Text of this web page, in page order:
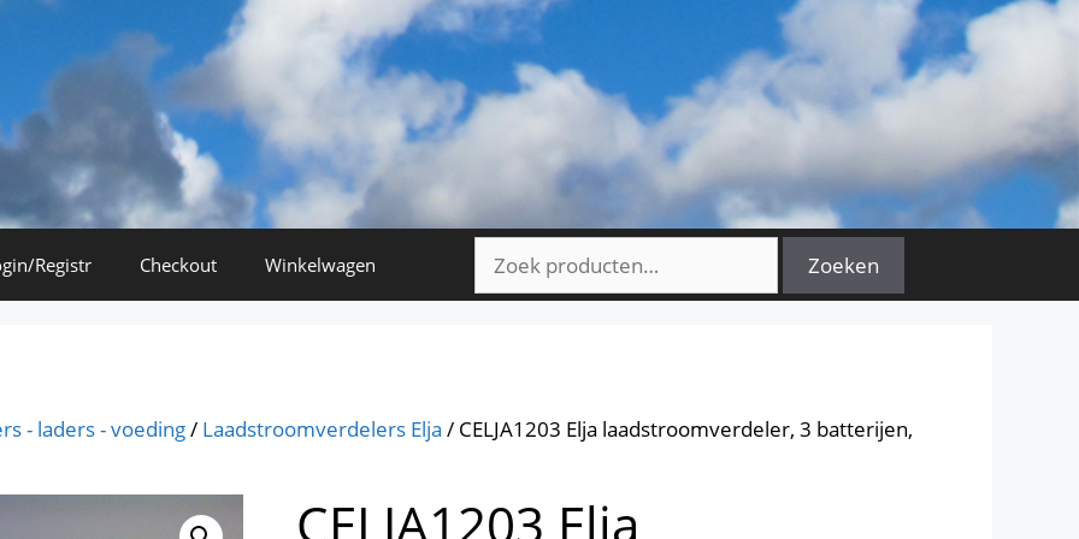
naar:
Zoeken
Registr Checkout Winkelwagen
- laders - voeding/ Laadstroomverdelers Elja / CELJA1203 Elja laadstroomverdeler, 3 batterijen,
CELJA1203 Elja